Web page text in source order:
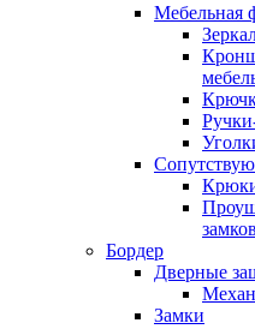
Мебельная
замков
Бордер
Дверные
Замки